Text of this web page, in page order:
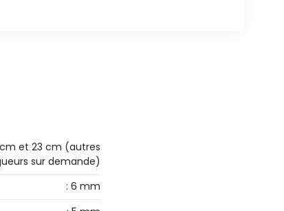
et 23 cm (autres
sur demande)
: 6 mm